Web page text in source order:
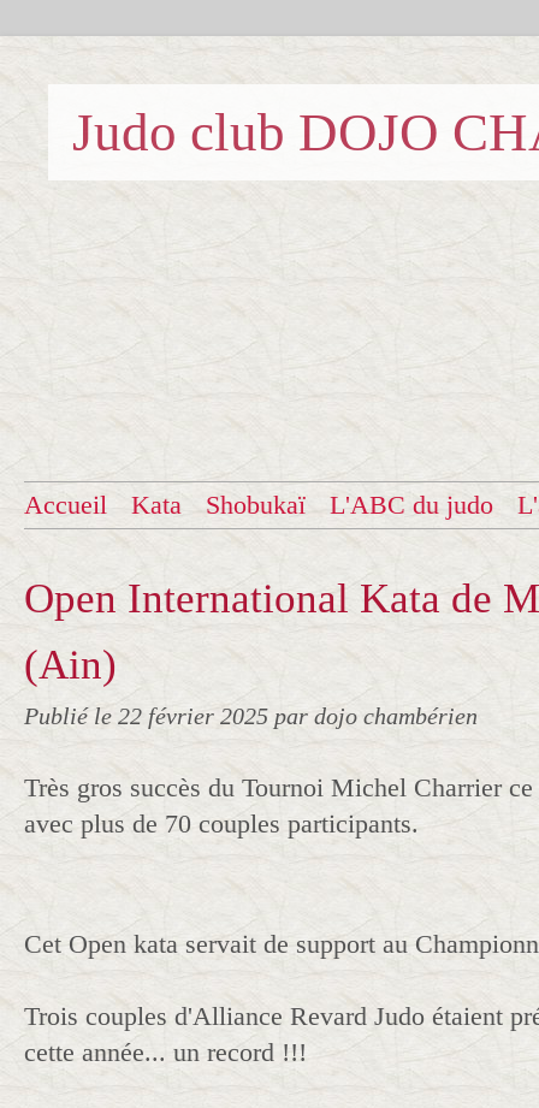
Judo club DOJO
Accueil Kata Shobukaï L'ABC du judo
Open International Kata de
(Ain)
Publié le 22 février 2025 par dojo chambérien
Très gros succès du Tournoi Michel Charrier
avec plus de 70 couples participants.
Cet Open kata servait de support au
Trois couples d'Alliance Revard Judo étaient
cette année... un record !!!